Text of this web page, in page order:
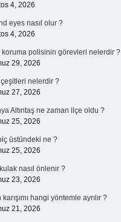
4, 2026
eyes nasıl olur ?
4, 2026
koruma polisinin görevleri nelerdir ?
29, 2026
çeşitleri nelerdir ?
27, 2026
Altıntaş ne zaman ilçe oldu ?
25, 2026
üstündeki ne ?
25, 2026
nasıl önlenir ?
23, 2026
hangi yöntemle ayrılır ?
21, 2026